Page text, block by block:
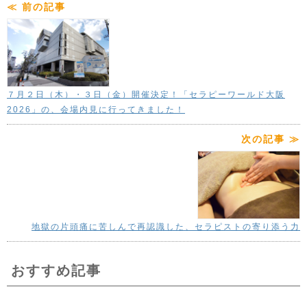
≪ 前の記事
７月２日（木）・３日（金）開催決定！「セラピーワールド大阪
2026」の、会場内見に行ってきました！
次の記事 ≫
地獄の片頭痛に苦しんで再認識した、セラピストの寄り添う力
おすすめ記事